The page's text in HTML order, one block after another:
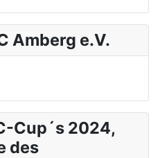
Amberg e.V.
Cup´s 2024,
des